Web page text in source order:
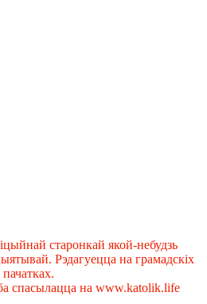
старонкай якой-небудзь
Рэдагуецца на грамадскіх
пачатках.
спасылацца на www.katolik.life